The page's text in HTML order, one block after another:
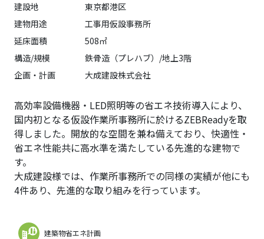
建設地
東京都港区
建物用途
工事用仮設事務所
延床面積
508㎡
構造/規模
鉄骨造（プレハブ）/地上3階
企画・計画
大成建設株式会社
高効率設備機器・LED照明等の省エネ技術導入により、
国内初となる仮設作業所事務所に於けるZEBReadyを取
得しました。開放的な空間を兼ね備えており、快適性・
省エネ性能共に高水準を満たしている先進的な建物で
す。
大成建設様では、作業所事務所での同様の実績が他にも
4件あり、先進的な取り組みを行っています。
建築物省エネ計画